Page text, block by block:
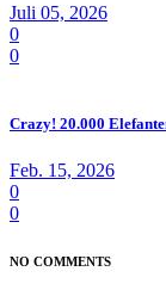
Juli 05, 2026
0
0
Crazy! 20.000
Feb. 15, 2026
0
0
NO COMMENTS